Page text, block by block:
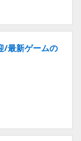
/最新ゲームの